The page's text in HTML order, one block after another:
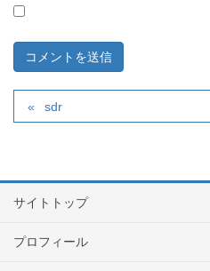
sdr
サイトトップ
プロフィール